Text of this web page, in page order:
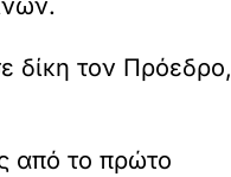
δίκη τον Πρόεδρο,
από το πρώτο